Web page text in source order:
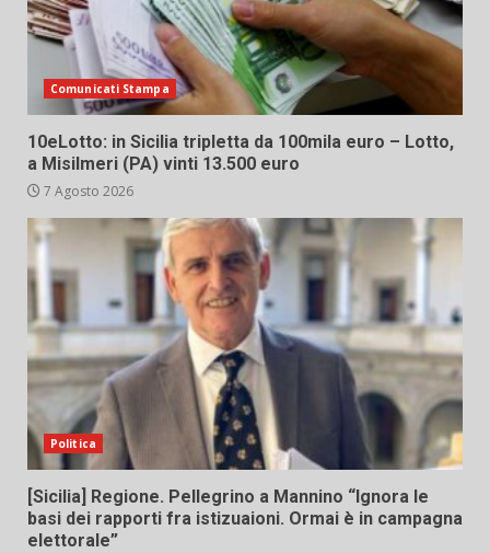
Comunicati Stampa
10eLotto: in Sicilia tripletta da 100mila euro – Lotto,
a Misilmeri (PA) vinti 13.500 euro
7 Agosto 2026
Politica
[Sicilia] Regione. Pellegrino a Mannino “Ignora le
basi dei rapporti fra istizuaioni. Ormai è in campagna
elettorale”